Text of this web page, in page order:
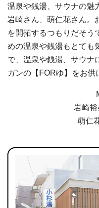
温泉や銭湯、サウナの魅
岩崎さん、萌仁花さん。
を開拓するつもりだそう
めの温泉や銭湯もとても
で、温泉や銭湯、サウナ
ガンの【FORゆ】をお供
岩崎
萌仁